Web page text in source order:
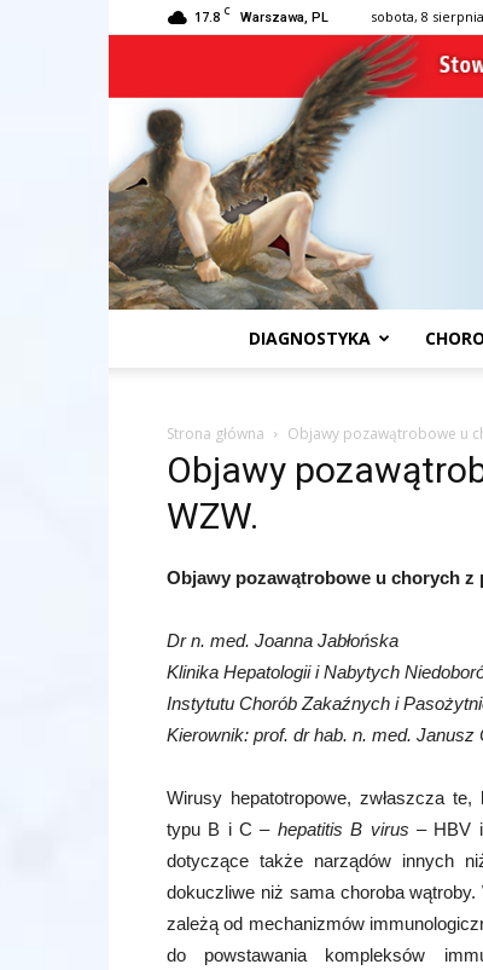
17.8 C Warszawa, PL sobota, 8
DIAGNOSTYKA
Strona główna Objawy pozawątrobowe u
Objawy
WZW.
Objawy pozawątrobowe u chorych z
Dr n. med. Joanna Jabłońska
Klinika Hepatologii i Nabytych
Instytutu Chorób Zakaźnych i
Kierownik: prof. dr hab. n. med. Janusz
Wirusy hepatotropowe, zwłaszcza
typu B i C – hepatitis B virus – HBV
dotyczące także narządów innych
dokuczliwe niż sama choroba
zależą od mechanizmów
do powstawania kompleksów